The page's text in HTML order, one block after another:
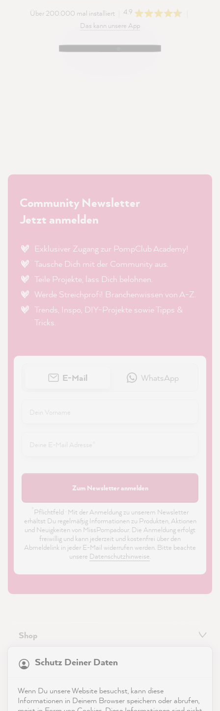
Über 200.000 mal installiert
4.9
Das kann unsere App
Community Newsletter
Jetzt anmelden
Exklusiver Zugang zur PompClub Academy!
Tausche Dich mit der Community aus.
Teile Projekte, lass Dich belohnen.
Werde Streichprofi! Branchenwissen von A-Z.
Trends, Inspo, DIY-Projekte sowie Tipps &
Tricks.
E-Mail WhatsApp
Zum Newsletter anmelden
Pflichtfeld · Mit der Anmeldung zu unserem Newsletter
erhältst Du regelmäßig Informationen zu Produkten, Aktionen
und Neuigkeiten von MissPompadour. Die Anmeldung erfolgt
freiwillig und kann jederzeit und kostenfrei über den
Abmeldelink in jeder E-Mail widerrufen werden. Bitte beachte
unsere Datenschutzhinweise.
Shop
Service
Kontakt
Schutz Deiner Daten
Wenn Du unsere Website besuchst, kann diese
Informationen in Deinem Browser speichern oder abrufen,
reviews-io